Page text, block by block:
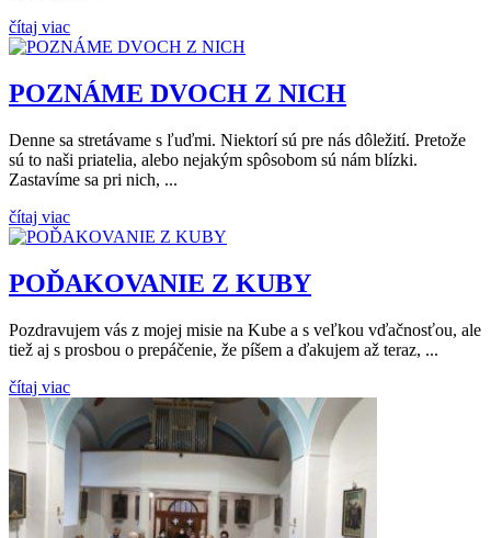
čítaj viac
POZNÁME DVOCH Z NICH
Denne sa stretávame s ľuďmi. Niektorí sú pre nás dôležití. Pretože
sú to naši priatelia, alebo nejakým spôsobom sú nám blízki.
Zastavíme sa pri nich, ...
čítaj viac
POĎAKOVANIE Z KUBY
Pozdravujem vás z mojej misie na Kube a s veľkou vďačnosťou, ale
tiež aj s prosbou o prepáčenie, že píšem a ďakujem až teraz, ...
čítaj viac